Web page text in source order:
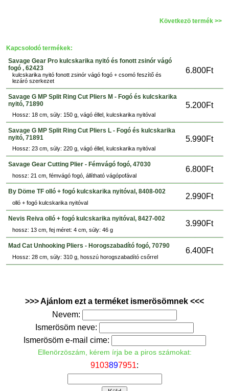
Következö termék >>
Kapcsolodó termékek:
Savage Gear Pro kulcskarika nyitó és fonott zsinór vágó
fogó , 62423
6.800Ft
kulcskarika nyitó fonott zsinór vágó fogó + csomó feszítő és
lezáró szerkezet
Savage G MP Split Ring Cut Pliers M - Fogó és kulcskarika
nyitó, 71890
5.200Ft
Hossz: 18 cm, súly: 150 g, vágó éllel, kulcskarika nyitóval
Savage G MP Split Ring Cut Pliers L - Fogó és kulcskarika
nyitó, 71891
5.990Ft
Hossz: 23 cm, súly: 220 g, vágó éllel, kulcskarika nyitóval
Savage Gear Cutting Plier - Fémvágó fogó, 47030
6.800Ft
hossz: 21 cm, fémvágó fogó, állítható vágópofával
By Döme TF olló + fogó kulcskarika nyitóval, 8408-002
2.990Ft
olló + fogó kulcskarika nyitóval
Nevis Reiva olló + fogó kulcskarika nyitóval, 8427-002
3.990Ft
hossz: 13 cm, fej méret: 4 cm, súly: 46 g
Mad Cat Unhooking Pliers - Horogszabadító fogó, 70790
6.400Ft
Hossz: 28 cm, súly: 310 g, hosszú horogszabadító csőrrel
>>> Ajánlom ezt a terméket ismerösömnek <<<
Nevem:
Ismerösöm neve:
Ismerösöm e-mail cime:
Ellenörzöszám, kérem írja be a piros számokat:
9103897951: